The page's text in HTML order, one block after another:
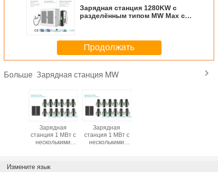
Зарядная станция 1280KW с
разделённым типом MW Max с
Продолжать
Больше Зарядная станция MW
Зарядная
станция 1 МВт с
несколькими
Зарядная
станция 1 МВт с
несколькими
Измените язык